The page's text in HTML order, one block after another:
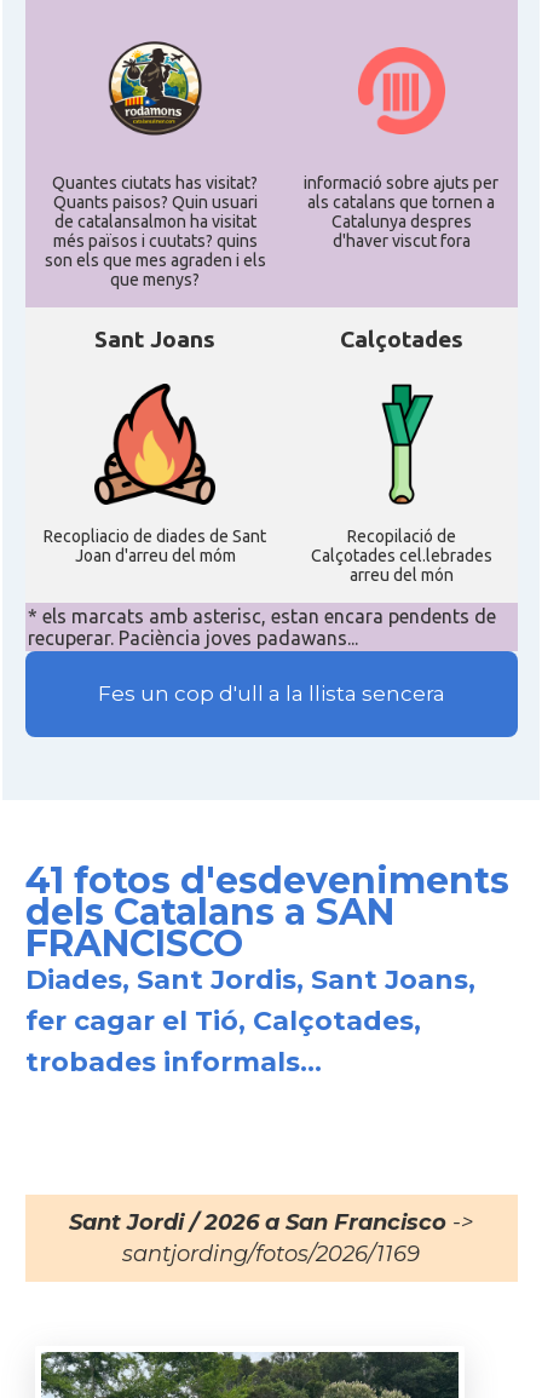
Quantes ciutats has visitat?
Quants paisos? Quin usuari
de catalansalmon ha visitat
més països i cuutats? quins
son els que mes agraden i els
que menys?
informació sobre ajuts per
als catalans que tornen a
Catalunya despres
d'haver viscut fora
Sant Joans
Recopliacio de diades de Sant
Joan d'arreu del móm
Calçotades
Recopilació de
Calçotades cel.lebrades
arreu del món
* els marcats amb asterisc, estan encara pendents de
recuperar. Paciència joves padawans...
Fes un cop d'ull a la llista sencera
41 fotos d'esdeveniments
dels Catalans a SAN
FRANCISCO
Diades, Sant Jordis, Sant Joans,
fer cagar el Tió, Calçotades,
trobades informals...
Sant Jordi / 2026 a San Francisco ->
santjording/fotos/2026/1169